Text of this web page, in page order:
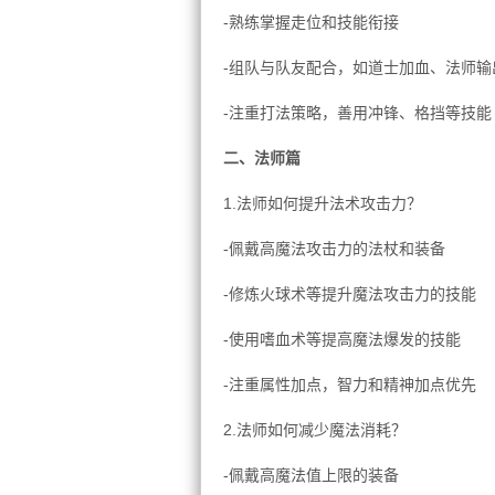
-熟练掌握走位和技能衔接
-组队与队友配合，如道士加血、法师输
-注重打法策略，善用冲锋、格挡等技能
二、法师篇
1.法师如何提升法术攻击力？
-佩戴高魔法攻击力的法杖和装备
-修炼火球术等提升魔法攻击力的技能
-使用嗜血术等提高魔法爆发的技能
-注重属性加点，智力和精神加点优先
2.法师如何减少魔法消耗？
-佩戴高魔法值上限的装备